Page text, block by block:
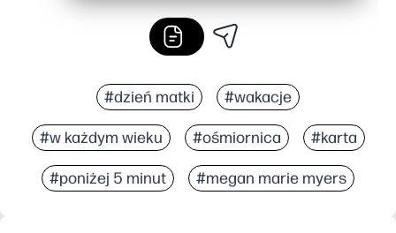
#dzień matki #wakacje
#w każdym wieku #ośmiornica #karta
#poniżej 5 minut #megan marie myers